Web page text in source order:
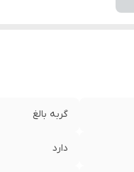
گربه بالغ
دارد